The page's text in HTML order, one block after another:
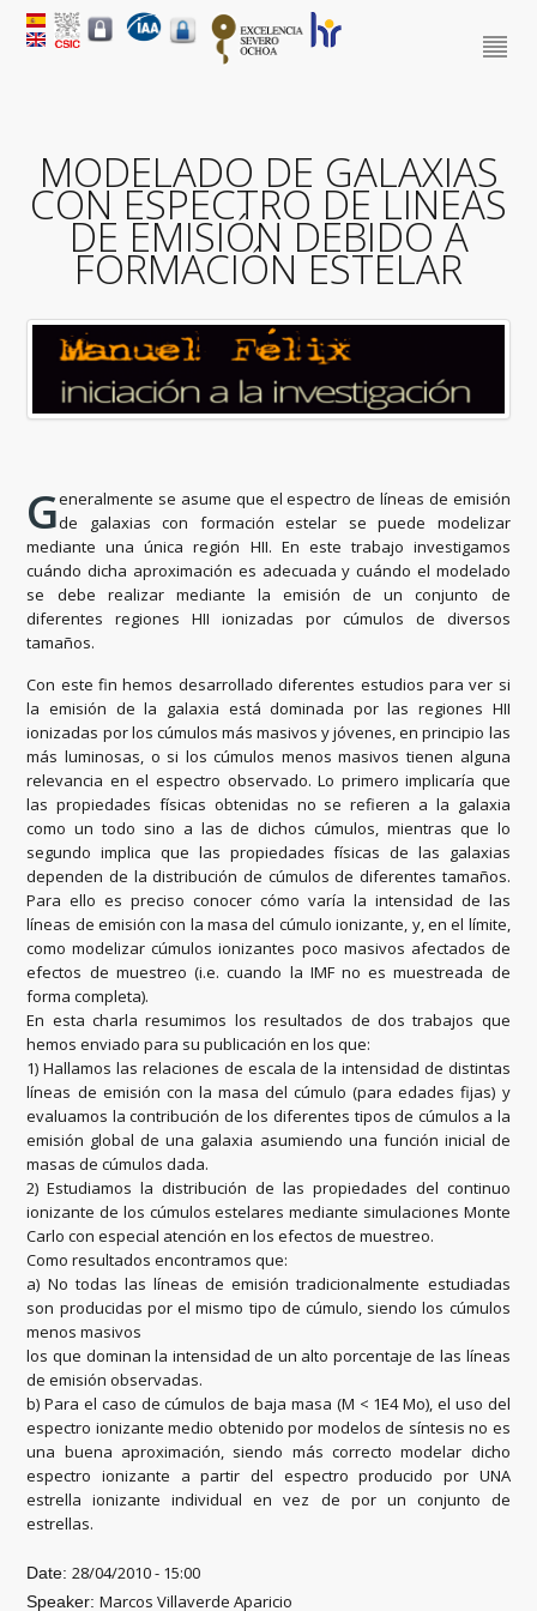
MODELADO DE GALAXIAS
CON ESPECTRO DE LINEAS
DE EMISIÓN DEBIDO A
FORMACIÓN ESTELAR
Generalmente se asume que el espectro de líneas de emisión
de galaxias con formación estelar se puede modelizar
mediante una única región HII. En este trabajo investigamos
cuándo dicha aproximación es adecuada y cuándo el modelado
se debe realizar mediante la emisión de un conjunto de
diferentes regiones HII ionizadas por cúmulos de diversos
tamaños.
Con este fin hemos desarrollado diferentes estudios para ver si
la emisión de la galaxia está dominada por las regiones HII
ionizadas por los cúmulos más masivos y jóvenes, en principio las
más luminosas, o si los cúmulos menos masivos tienen alguna
relevancia en el espectro observado. Lo primero implicaría que
las propiedades físicas obtenidas no se refieren a la galaxia
como un todo sino a las de dichos cúmulos, mientras que lo
segundo implica que las propiedades físicas de las galaxias
dependen de la distribución de cúmulos de diferentes tamaños.
Para ello es preciso conocer cómo varía la intensidad de las
líneas de emisión con la masa del cúmulo ionizante, y, en el límite,
como modelizar cúmulos ionizantes poco masivos afectados de
efectos de muestreo (i.e. cuando la IMF no es muestreada de
forma completa).
En esta charla resumimos los resultados de dos trabajos que
hemos enviado para su publicación en los que:
1) Hallamos las relaciones de escala de la intensidad de distintas
líneas de emisión con la masa del cúmulo (para edades fijas) y
evaluamos la contribución de los diferentes tipos de cúmulos a la
emisión global de una galaxia asumiendo una función inicial de
masas de cúmulos dada.
2) Estudiamos la distribución de las propiedades del continuo
ionizante de los cúmulos estelares mediante simulaciones Monte
Carlo con especial atención en los efectos de muestreo.
Como resultados encontramos que:
a) No todas las líneas de emisión tradicionalmente estudiadas
son producidas por el mismo tipo de cúmulo, siendo los cúmulos
menos masivos
los que dominan la intensidad de un alto porcentaje de las líneas
de emisión observadas.
b) Para el caso de cúmulos de baja masa (M < 1E4 Mo), el uso del
espectro ionizante medio obtenido por modelos de síntesis no es
una buena aproximación, siendo más correcto modelar dicho
espectro ionizante a partir del espectro producido por UNA
estrella ionizante individual en vez de por un conjunto de
estrellas.
Date:28/04/2010 - 15:00
Speaker:Marcos Villaverde Aparicio